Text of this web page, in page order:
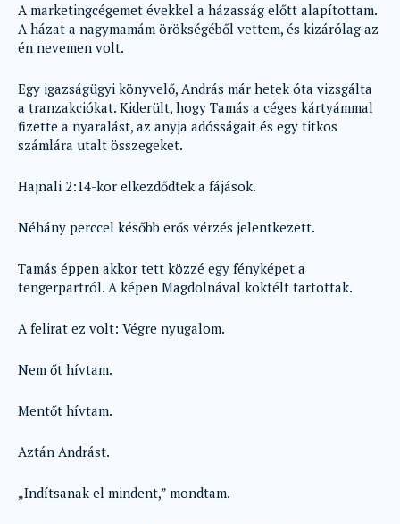
A marketingcégemet évekkel a házasság előtt alapítottam.
A házat a nagymamám örökségéből vettem, és kizárólag az
én nevemen volt.
Egy igazságügyi könyvelő, András már hetek óta vizsgálta
a tranzakciókat. Kiderült, hogy Tamás a céges kártyámmal
fizette a nyaralást, az anyja adósságait és egy titkos
számlára utalt összegeket.
Hajnali 2:14-kor elkezdődtek a fájások.
Néhány perccel később erős vérzés jelentkezett.
Tamás éppen akkor tett közzé egy fényképet a
tengerpartról. A képen Magdolnával koktélt tartottak.
A felirat ez volt: Végre nyugalom.
Nem őt hívtam.
Mentőt hívtam.
Aztán Andrást.
„Indítsanak el mindent,” mondtam.